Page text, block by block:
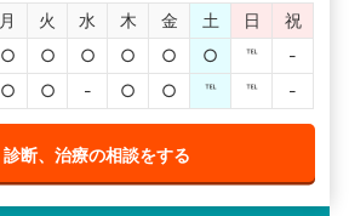
月 火 水 木 金 土 日
祝
○ ○ ○ ○ ○ ○ ℡
-
○ ○ - ○ ○ ℡ ℡ -
診断、治療の相談をする